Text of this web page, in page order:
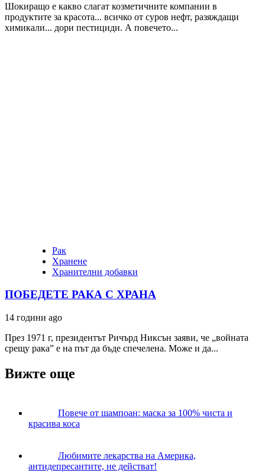
Шокиращо е какво слагат козметичните компании в
продуктите за красота... всичко от суров нефт, разяждащи
химикали... дори пестициди. А повечето...
Рак
Хранене
Хранителни добавки
ПОБЕДЕТЕ РАКА С ХРАНА
14 години ago
През 1971 г, президентът Ричърд Никсън заяви, че „войната
срещу рака” е на път да бъде спечелена. Може и да...
Вижте още
Повече от шампоан: маска за 100% чиста и
красива коса
Любимите лекарства на Америка,
антидепресантите, не действат!